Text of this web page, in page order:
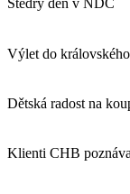
Štědrý den v NDC
Výlet do královského
Dětská radost na
Klienti CHB